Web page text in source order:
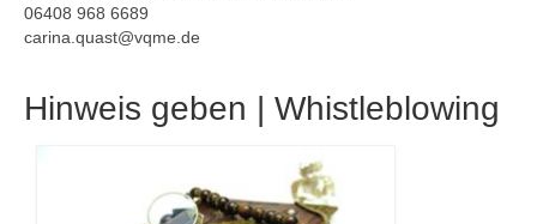
06408 968 6689
carina.quast@vqme.de
Hinweis geben | Whistleblowing